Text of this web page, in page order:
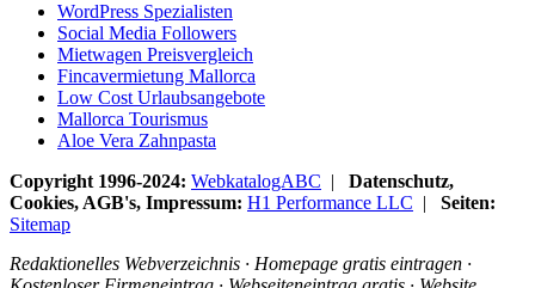
WordPress Spezialisten
Social Media Followers
Mietwagen Preisvergleich
Fincavermietung Mallorca
Low Cost Urlaubsangebote
Mallorca Tourismus
Aloe Vera Zahnpasta
Copyright 1996-2024: WebkatalogABC | Datenschutz,
Cookies, AGB's, Impressum: H1 Performance LLC | Seiten:
Sitemap
Redaktionelles Webverzeichnis · Homepage gratis eintragen ·